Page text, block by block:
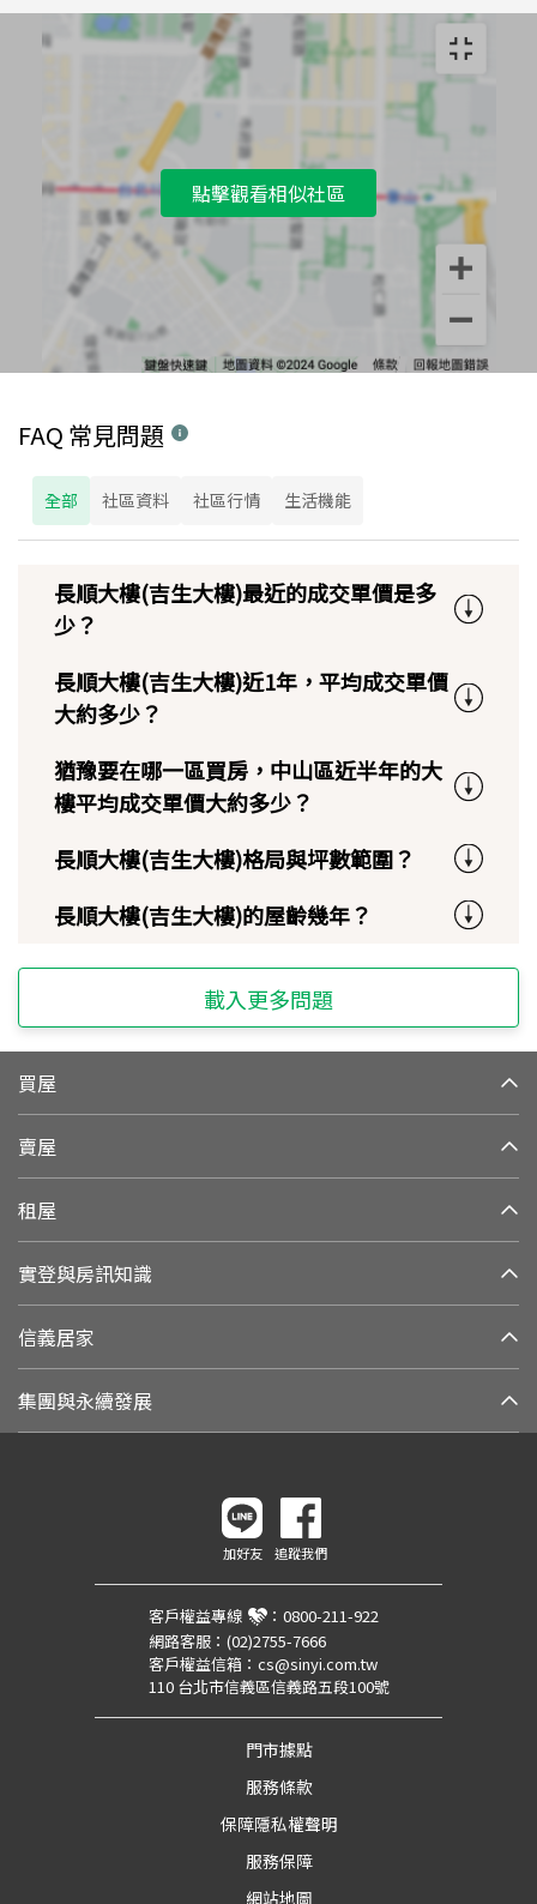
點擊觀看相似社區
FAQ 常見問題
全部 社區資料 社區行情 生活機能
長順大樓(吉生大樓)最近的成交單價是多
少？
長順大樓(吉生大樓)近1年，平均成交單價
大約多少？
猶豫要在哪一區買房，中山區近半年的大
樓平均成交單價大約多少？
長順大樓(吉生大樓)格局與坪數範圍？
長順大樓(吉生大樓)的屋齡幾年？
載入更多問題
買屋
賣屋
租屋
實登與房訊知識
信義居家
集團與永續發展
加好友 追蹤我們
客戶權益專線 ： 0800-211-922
網路客服： (02)2755-7666
客戶權益信箱： cs@sinyi.com.tw
110 台北市信義區信義路五段100號
門市據點
服務條款
保障隱私權聲明
服務保障
網站地圖